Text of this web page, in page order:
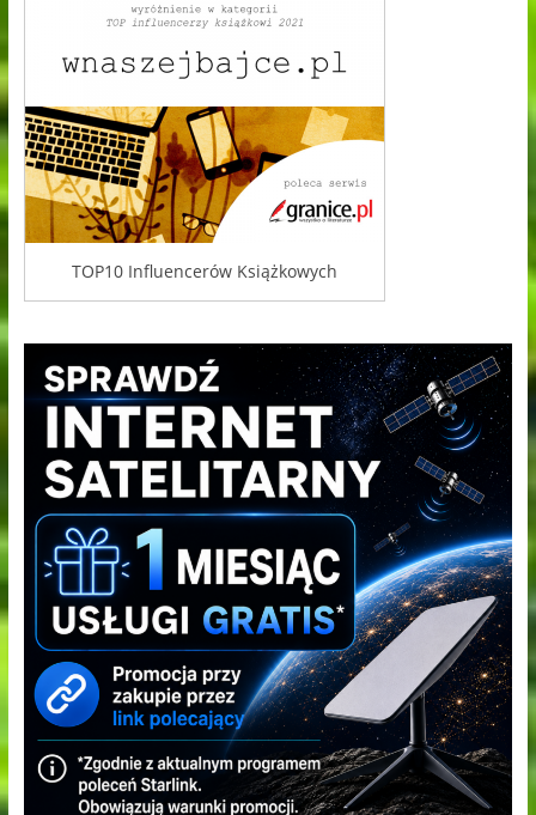
TOP10 Influencerów Książkowych